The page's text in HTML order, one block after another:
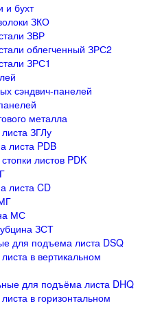
и бухт
ЗКО
ЗВР
облегченный ЗРС2
ЗРС1
сэндвич-панелей
металла
ЗГЛу
листа PDB
листов PDK
листа CD
МС
ЗСТ
для подъема листа DSQ
в вертикальном
для подъёма листа DHQ
в горизонтальном